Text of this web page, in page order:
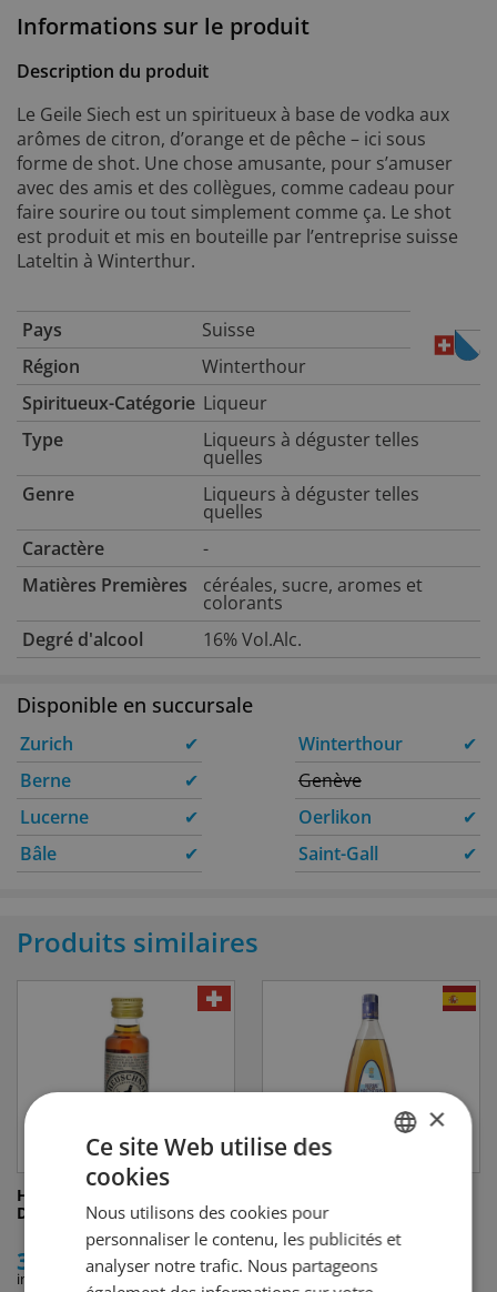
Informations sur le produit
Description du produit
Le Geile Siech est un spiritueux à base de vodka aux
arômes de citron, d’orange et de pêche – ici sous
forme de shot. Une chose amusante, pour s’amuser
avec des amis et des collègues, comme cadeau pour
faire sourire ou tout simplement comme ça. Le shot
est produit et mis en bouteille par l’entreprise suisse
Lateltin à Winterthur.
Pays
Suisse
Région
Winterthour
Spiritueux-Catégorie Liqueur
Type
Liqueurs à déguster telles
quelles
Genre
Liqueurs à déguster telles
quelles
Caractère
-
Matières Premières
céréales, sucre, aromes et
colorants
Degré d'alcool
16% Vol.Alc.
Disponible en succursale
Zurich
✔
Berne
✔
Lucerne
✔
Bâle
✔
Winterthour
✔
Genève
Oerlikon
✔
Saint-Gall
✔
Produits similaires
Heuschnaps Kräuterlikör
Das Original
3.70
incl. TVA
41.50
incl. TVA
×
Ce site Web utilise des
cookies
Nous utilisons des cookies pour
personnaliser le contenu, les publicités et
analyser notre trafic. Nous partageons